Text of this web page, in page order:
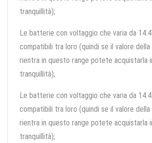
tranquillità);
Le batterie con voltaggio che varia da
compatibili tra loro (quindi se il valore
rientra in questo range potete acquistarla
tranquillità);
Le batterie con voltaggio che varia da
compatibili tra loro (quindi se il valore
rientra in questo range potete acquistarla
tranquillità);